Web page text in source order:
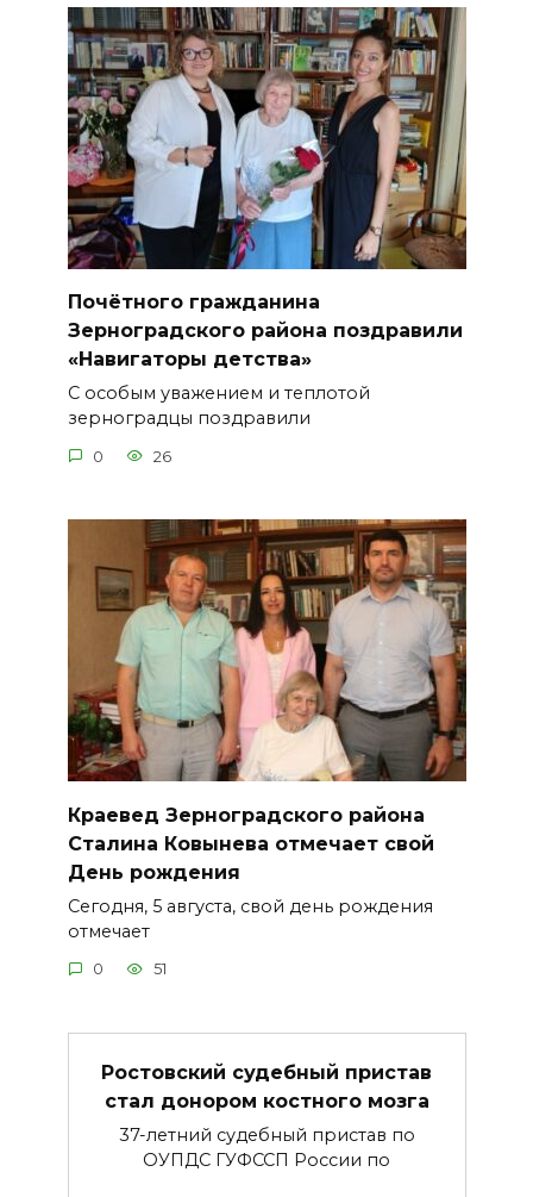
Почётного гражданина
Зерноградского района поздравили
«Навигаторы детства»
С особым уважением и теплотой
зерноградцы поздравили
0 26
Краевед Зерноградского района
Сталина Ковынева отмечает свой
День рождения
Сегодня, 5 августа, свой день рождения
отмечает
0 51
Ростовский судебный пристав
стал донором костного мозга
37-летний судебный пристав по
ОУПДС ГУФССП России по